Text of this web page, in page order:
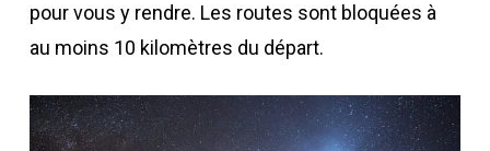
pour vous y rendre. Les routes sont bloquées à
au moins 10 kilomètres du départ.